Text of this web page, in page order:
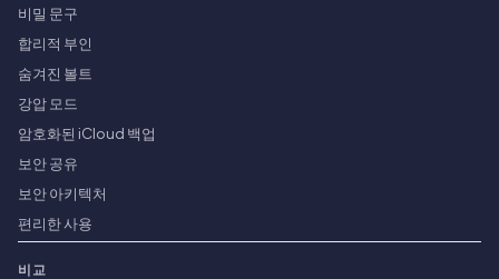
비밀 문구
합리적 부인
숨겨진 볼트
강압 모드
암호화된 iCloud 백업
보안 공유
보안 아키텍처
편리한 사용
비교